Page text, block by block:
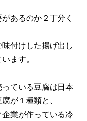
あるのか２丁分く
付けした揚げ出し
ます。
ている豆腐は日本
が１種類と、
業が作っている冷